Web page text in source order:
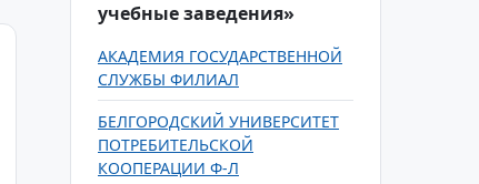
учебные заведения»
АКАДЕМИЯ ГОСУДАРСТВЕННОЙ
СЛУЖБЫ ФИЛИАЛ
БЕЛГОРОДСКИЙ УНИВЕРСИТЕТ
ПОТРЕБИТЕЛЬСКОЙ
КООПЕРАЦИИ Ф-Л